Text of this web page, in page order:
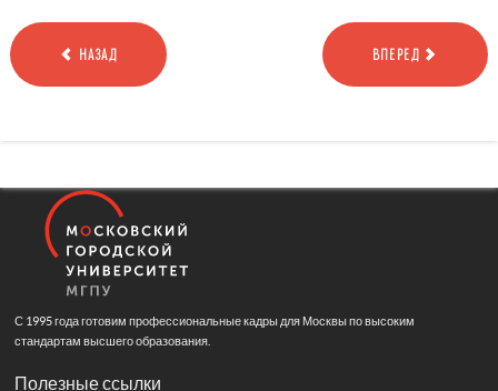
НАЗАД ВПЕРЕД
С 1995 года готовим профессиональные кадры для Москвы по высоким
стандартам высшего образования.
Полезные ссылки